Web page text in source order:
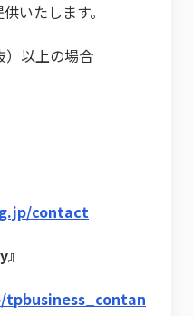
いたします。
以上の場合
contact